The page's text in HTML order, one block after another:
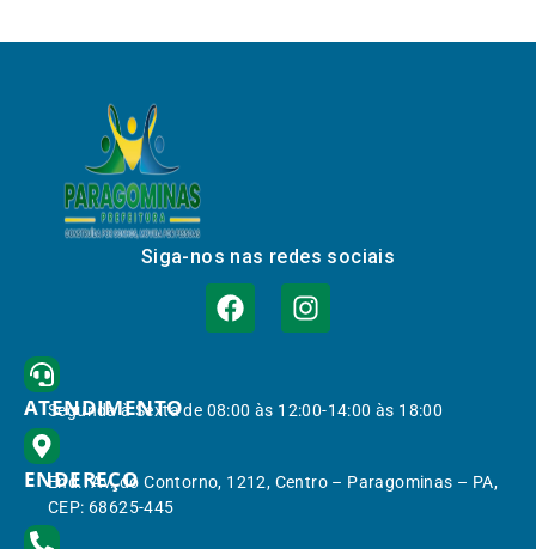
Siga-nos nas redes sociais
ATENDIMENTO
Segunda à Sexta de 08:00 às 12:00-14:00 às 18:00
ENDEREÇO
End.: Av. do Contorno, 1212, Centro – Paragominas – PA,
CEP: 68625-445